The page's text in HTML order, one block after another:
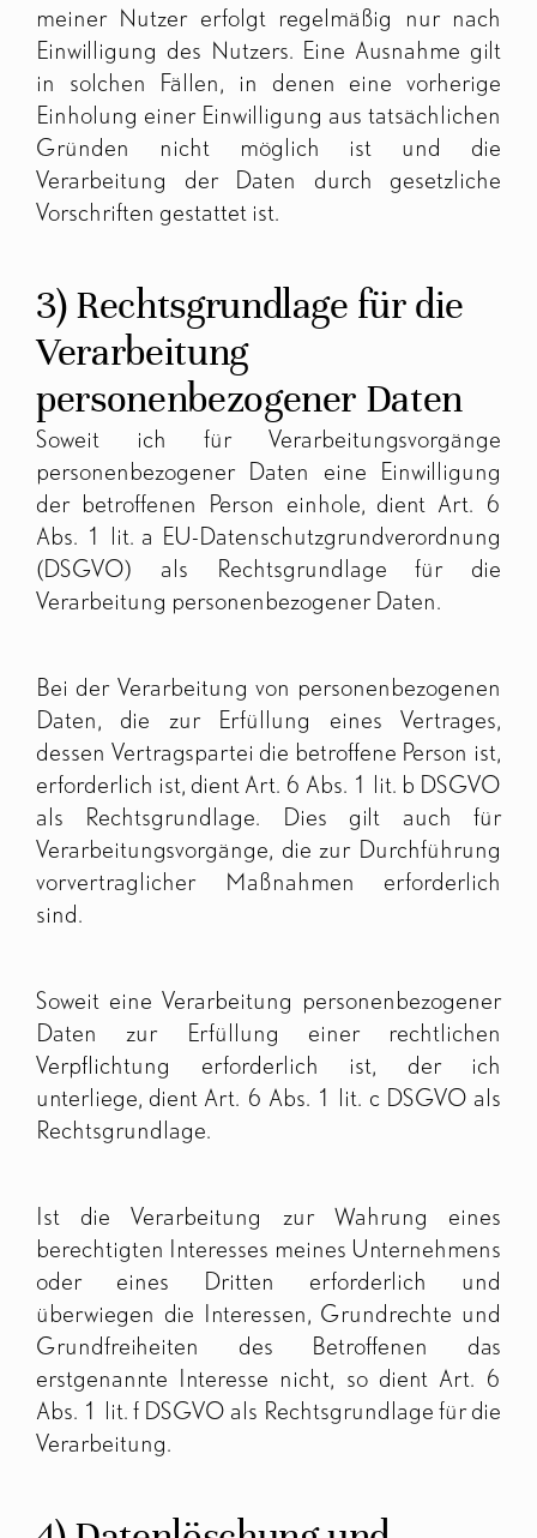
meiner Nutzer erfolgt regelmäßig nur nach
Einwilligung des Nutzers. Eine Ausnahme gilt
in solchen Fällen, in denen eine vorherige
Einholung einer Einwilligung aus tatsächlichen
Gründen nicht möglich ist und die
Verarbeitung der Daten durch gesetzliche
Vorschriften gestattet ist.
3) Rechtsgrundlage für die
Verarbeitung
personenbezogener Daten
Soweit ich für Verarbeitungsvorgänge
personenbezogener Daten eine Einwilligung
der betroffenen Person einhole, dient Art. 6
Abs. 1 lit. a EU-Datenschutzgrundverordnung
(DSGVO) als Rechtsgrundlage für die
Verarbeitung personenbezogener Daten.
Bei der Verarbeitung von personenbezogenen
Daten, die zur Erfüllung eines Vertrages,
dessen Vertragspartei die betroffene Person ist,
erforderlich ist, dient Art. 6 Abs. 1 lit. b DSGVO
als Rechtsgrundlage. Dies gilt auch für
Verarbeitungsvorgänge, die zur Durchführung
vorvertraglicher Maßnahmen erforderlich
sind.
Soweit eine Verarbeitung personenbezogener
Daten zur Erfüllung einer rechtlichen
Verpflichtung erforderlich ist, der ich
unterliege, dient Art. 6 Abs. 1 lit. c DSGVO als
Rechtsgrundlage.
Ist die Verarbeitung zur Wahrung eines
berechtigten Interesses meines Unternehmens
oder eines Dritten erforderlich und
überwiegen die Interessen, Grundrechte und
Grundfreiheiten des Betroffenen das
erstgenannte Interesse nicht, so dient Art. 6
Abs. 1 lit. f DSGVO als Rechtsgrundlage für die
Verarbeitung.